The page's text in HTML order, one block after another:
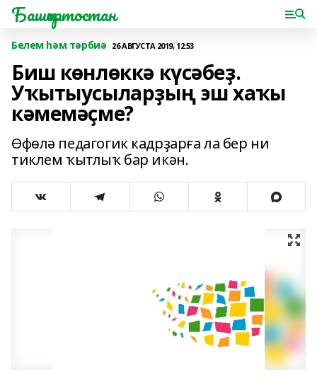
Башҡортостан
Белем һәм тәрбиә 26 АВГУСТА 2019, 12:53
Биш көнлөккә күсәбеҙ.
Уҡытыусыларҙың эш хаҡы
кәмемәҫме?
Өфөлә педагогик кадрҙарға ла бер ни
тиклем ҡытлыҡ бар икән.